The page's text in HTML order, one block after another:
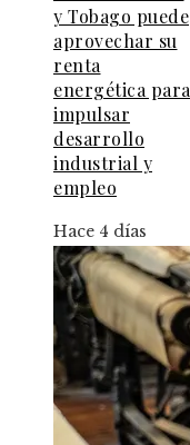
y Tobago puede
aprovechar su
renta
energética para
impulsar
desarrollo
industrial y
empleo
Hace 4 días